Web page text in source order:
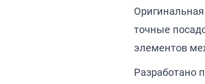
точные
элементов
Разработано